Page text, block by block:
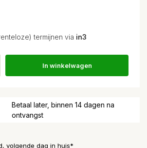
termijnen via in3
In winkelwagen
Betaal later, binnen 14 dagen na
ontvangst
volgende dag in huis*